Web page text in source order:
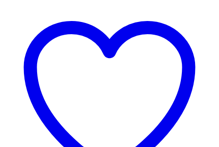
ποσότητα